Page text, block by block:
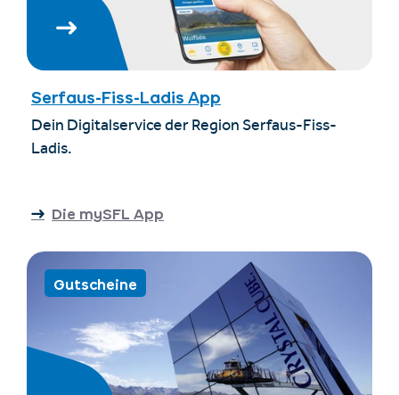
Serfaus-Fiss-Ladis App
Dein Digitalservice der Region Serfaus-Fiss-
Ladis.
Die mySFL App
Gutscheine